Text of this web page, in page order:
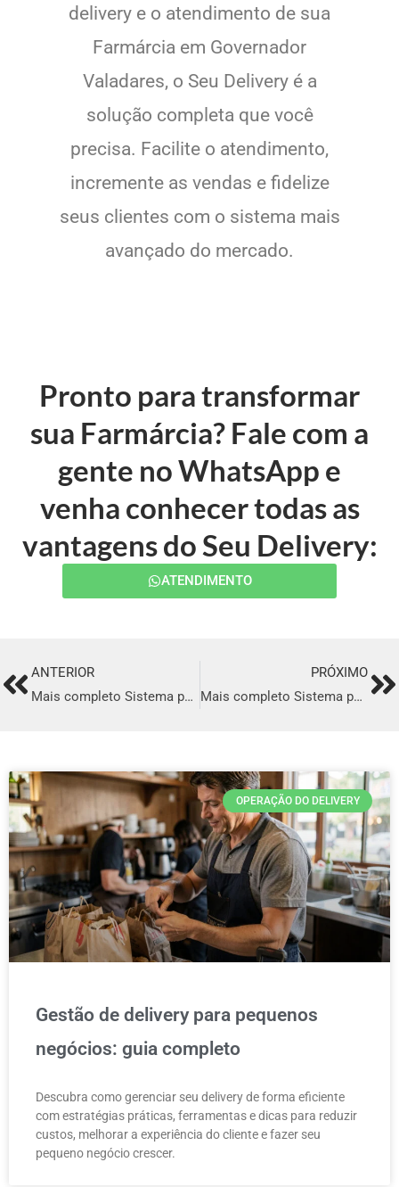
delivery e o atendimento de sua
Farmárcia em Governador
Valadares, o Seu Delivery é a
solução completa que você
precisa. Facilite o atendimento,
incremente as vendas e fidelize
seus clientes com o sistema mais
avançado do mercado.
Pronto para transformar
sua Farmárcia? Fale com a
gente no WhatsApp e
venha conhecer todas as
vantagens do Seu Delivery:
ATENDIMENTO
PrevANTERIOR
Mais completo Sistema para Delivery em São José Dos Pinhais
PRÓXIMO
Mais completo Sistema para Delivery em Suzano
OPERAÇÃO DO DELIVERY
Gestão de delivery para pequenos
negócios: guia completo
Descubra como gerenciar seu delivery de forma eficiente
com estratégias práticas, ferramentas e dicas para reduzir
custos, melhorar a experiência do cliente e fazer seu
pequeno negócio crescer.